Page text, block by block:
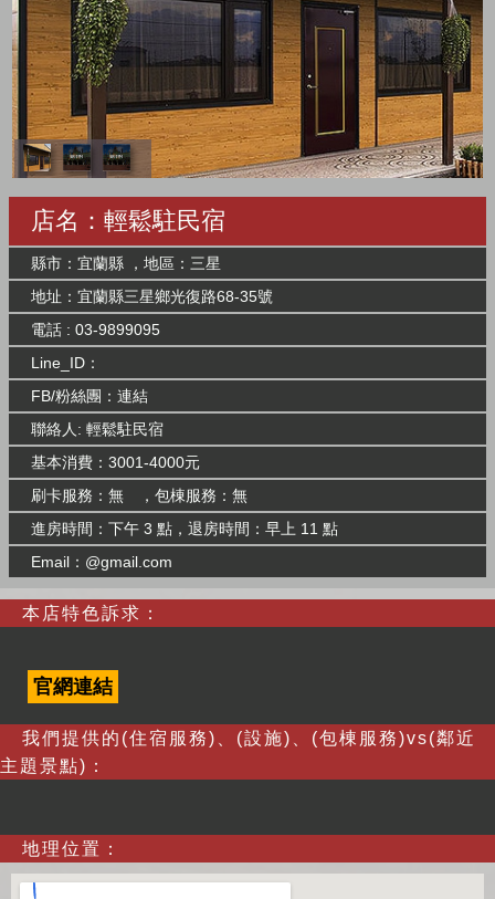
店名：輕鬆駐民宿
縣市：宜蘭縣 ，地區：三星
地址：宜蘭縣三星鄉光復路68-35號
電話 : 03-9899095
Line_ID：
FB/粉絲團： 連結
聯絡人: 輕鬆駐民宿
基本消費：3001-4000元
刷卡服務：無 ，包棟服務：無
進房時間：下午 3 點，退房時間：早上 11 點
Email：@gmail.com
本店特色訴求：
官網連結
我們提供的(住宿服務)、(設施)、(包棟服務)vs(鄰近
主題景點)：
地理位置：